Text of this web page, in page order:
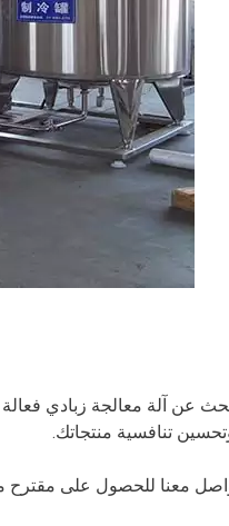
عن آلة معالجة زبادي
وتحسين تنافسية منتجاتك.
معنا للحصول على